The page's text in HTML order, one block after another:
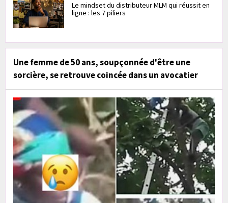
Le mindset du distributeur MLM qui réussit en
ligne : les 7 piliers
Une femme de 50 ans, soupçonnée d'être une
sorcière, se retrouve coincée dans un avocatier